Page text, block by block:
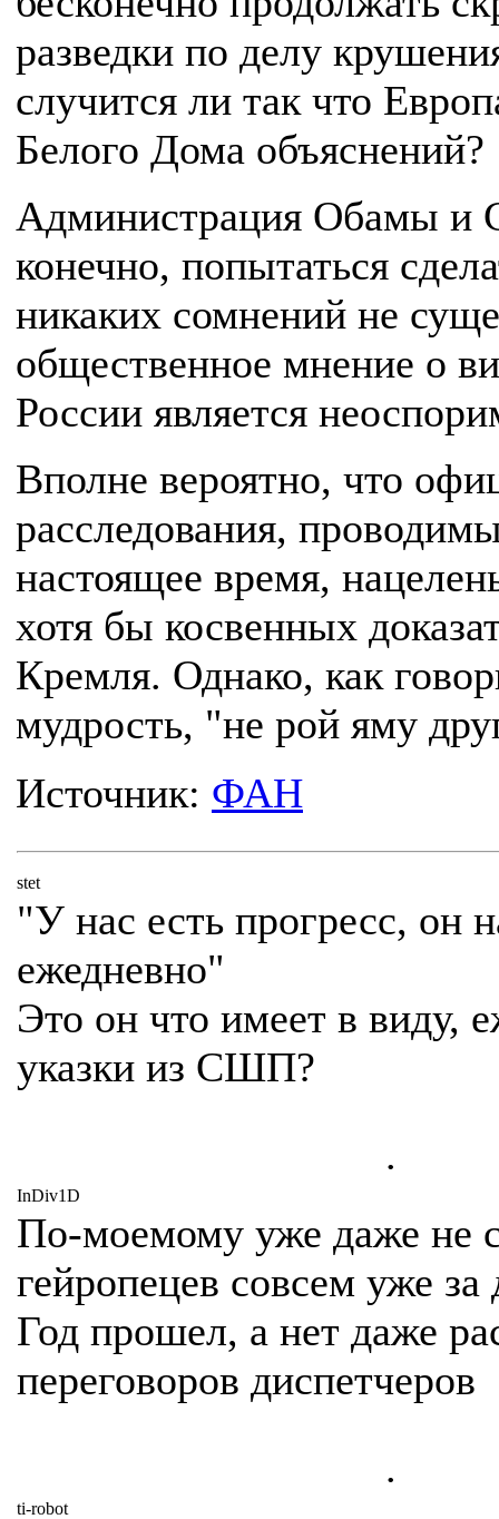
разведки по делу
случится ли так что
Белого Дома объяснений?
Администрация Обамы и
конечно, попытаться
никаких сомнений не
общественное мнение о
России является
Вполне вероятно, что
расследования,
настоящее время,
хотя бы косвенных
Кремля. Однако, как
мудрость, "не рой яму
Источник: ФАН
stet
"У нас есть прогресс, он
ежедневно"
Это он что имеет в виду,
указки из СШП?
.
InDiv1D
По-моемому уже даже не
гейропецев совсем уже за
Год прошел, а нет даже
переговоров диспетчеров
.
ti-robot